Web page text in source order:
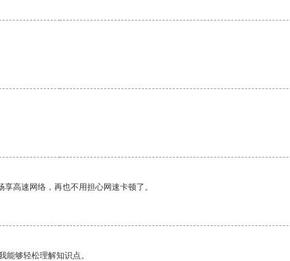
高速网络，再也不用担心网速卡顿了。
够轻松理解知识点。